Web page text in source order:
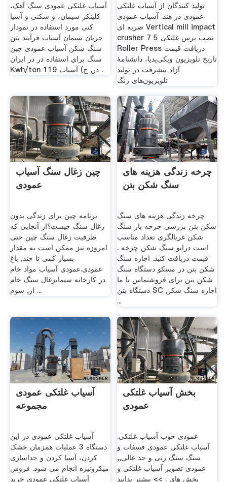
آسیاب غلتکی عمودی سنگ آهک،
کلینکر سیمان، و شکنی و آسیا
کنی مورد استفاده در نمودار
جریان سیمان آسیاب فرآیند بتن
سنگ شکن آسیاب عمودی چین
سنگ براي استفاده در در ایران
Kwh/ton 119 در, ج) آسیاب .
تولید کنندگان از آسیاب غلتکی
عمودی در هند. آسیاب عمودی
ضربه ای Vertical mill impact
crusher 7 5 نصب پرس غلتکی
Roller Press دریافت قیمت
تاریخ تلویزیون ویکی‌پدیا، دانشنامهٔ
آزاد پیشرفت در تولید
تلویزیون‌های رنگ
چین زغال سنگ آسیاب
عمودی
برنامه چین برای زندگی بدون
زغال سنگ چیست؟از آنجایی که
ظرفیت زغال سنگ چین حتی
امروزه نیز ممکن است به مقدار
بسیار کمی تا چند, باغ
عمودی.عمودی آسیاب مواد خام
در کارخانه سیمانزغال سنگ خام
از, سوم ...
چرخه زندگی هزینه های
سنگ شکن بتن
چرخه زندگی هزینه های سنگ
شکن بتن بررسی چرخه بار سنگ
شکن غربالگری تعداد مناسب
است درایو سنگ شکن چرخه .
قیمت دریافت کنید. اجاره سنگ
شکن بتن در مسکو دستگاه سنگ
شکن بتن برای فروشتماس با ما
دستگاه بتن SC اجاره سنگ شکن
...
آسیاب غلتکی عمودی
مجموعه
آسیاب غلتکی عمودی در این
دستگاه 3 عملیات همزمان خشک
کردن، آسیا کردن و جداسازی
میکرونیزه انجام می شود. فروش
آسیاب غلتکی عمودی خرید
بخش آسیاب غلتکی
عمودی
عمودی خوب آسیاب غلتکی.
آسیاب غلتکی عمودی فسفات و
سنگ سنگ زنی و حد عالی,,
عمودی تصویر آسیاب غلتکی و
بخش های . >> بیشتر بدانید